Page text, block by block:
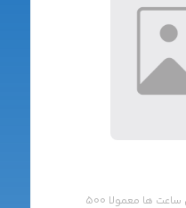
مدار مناسب برای ساعت. جریان کشی ساعت ها معمولا 500